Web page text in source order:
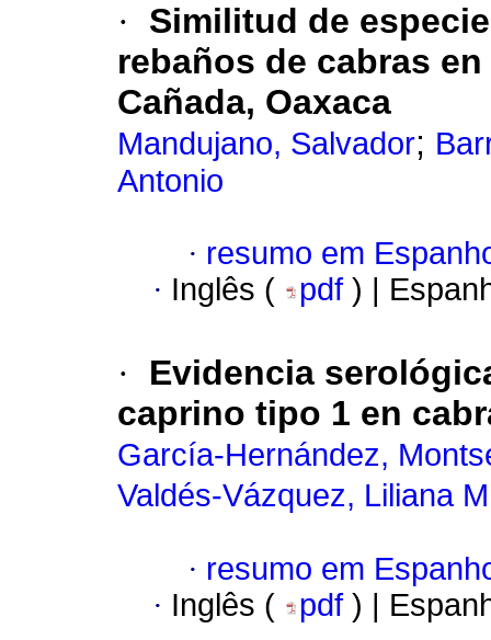
·
Similitud de
rebaños de cabras
Cañada, Oaxaca
Mandujano, Salvador;
Antonio
· resumo em
· Inglês ( pdf ) |
·
Evidencia
caprino tipo 1 en
García-Hernández,
Valdés-Vázquez, Liliana
· resumo em
· Inglês ( pdf ) |